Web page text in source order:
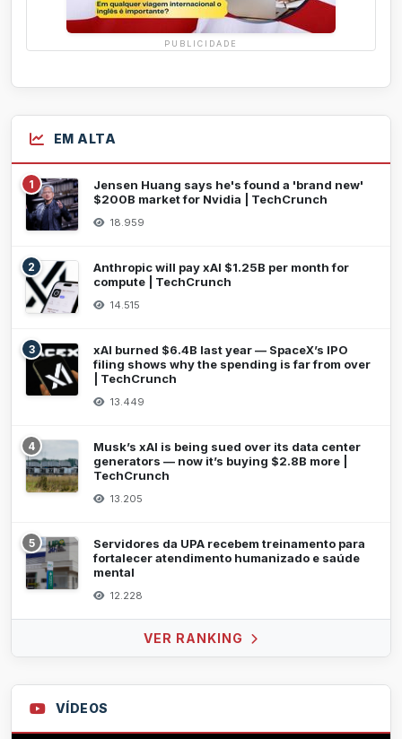
PUBLICIDADE
EM ALTA
1
Jensen Huang says he's found a 'brand new'
$200B market for Nvidia | TechCrunch
18.959
2
Anthropic will pay xAI $1.25B per month for
compute | TechCrunch
14.515
3
xAI burned $6.4B last year — SpaceX’s IPO
filing shows why the spending is far from over
| TechCrunch
13.449
4
Musk’s xAI is being sued over its data center
generators — now it’s buying $2.8B more |
TechCrunch
13.205
5
Servidores da UPA recebem treinamento para
fortalecer atendimento humanizado e saúde
mental
12.228
VER RANKING
VÍDEOS